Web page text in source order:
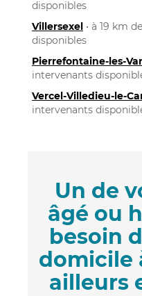
disponibles
Villersexel • à 19 km
disponibles
Pierrefontaine-les-
intervenants
Vercel-Villedieu-le-
intervenants
Un de
âgé ou
besoin
domicile
ailleurs